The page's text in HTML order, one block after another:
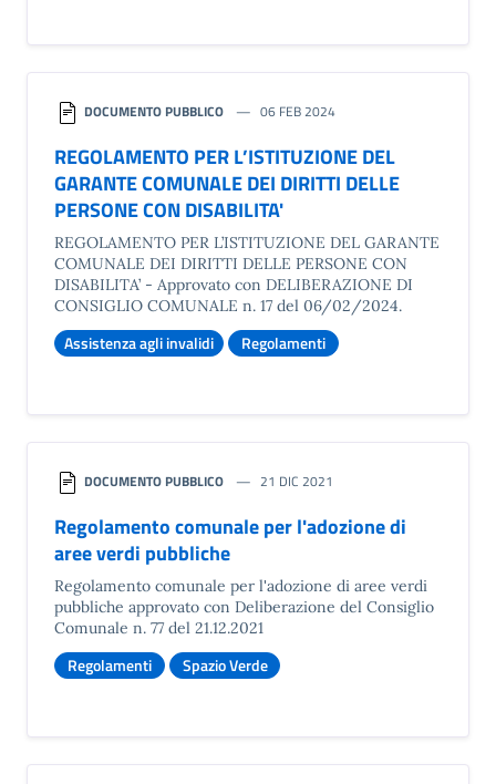
DOCUMENTO PUBBLICO 06 FEB 2024
REGOLAMENTO PER L’ISTITUZIONE DEL
GARANTE COMUNALE DEI DIRITTI DELLE
PERSONE CON DISABILITA'
REGOLAMENTO PER L’ISTITUZIONE DEL GARANTE
COMUNALE DEI DIRITTI DELLE PERSONE CON
DISABILITA’ - Approvato con DELIBERAZIONE DI
CONSIGLIO COMUNALE n. 17 del 06/02/2024.
Assistenza agli invalidi Regolamenti
DOCUMENTO PUBBLICO 21 DIC 2021
Regolamento comunale per l'adozione di
aree verdi pubbliche
Regolamento comunale per l'adozione di aree verdi
pubbliche approvato con Deliberazione del Consiglio
Comunale n. 77 del 21.12.2021
Regolamenti Spazio Verde